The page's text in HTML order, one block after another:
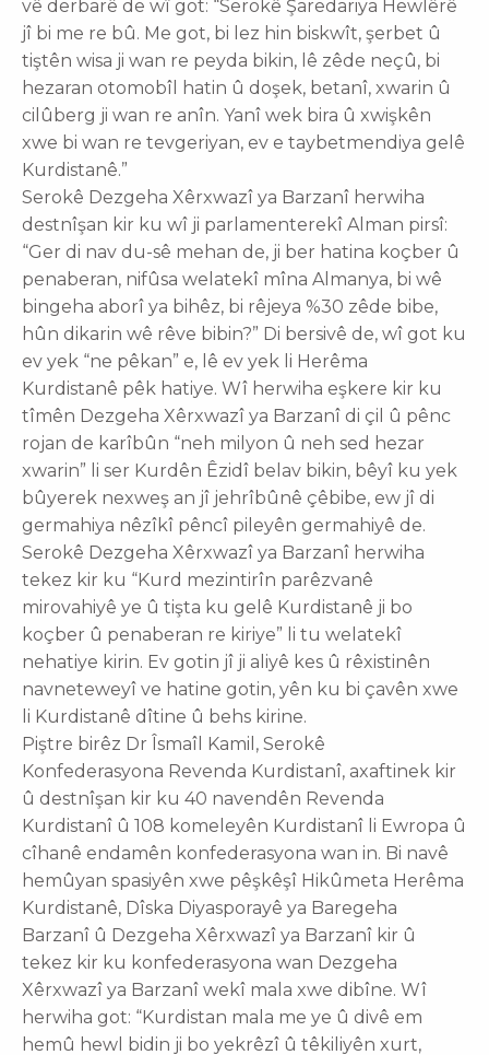
vê derbarê de wî got: “Serokê Şaredariya Hewlêrê
jî bi me re bû. Me got, bi lez hin biskwît, şerbet û
tiştên wisa ji wan re peyda bikin, lê zêde neçû, bi
hezaran otomobîl hatin û doşek, betanî, xwarin û
cilûberg ji wan re anîn. Yanî wek bira û xwişkên
xwe bi wan re tevgeriyan, ev e taybetmendiya gelê
Kurdistanê.”
Serokê Dezgeha Xêrxwazî ya Barzanî herwiha
destnîşan kir ku wî ji parlamenterekî Alman pirsî:
“Ger di nav du-sê mehan de, ji ber hatina koçber û
penaberan, nifûsa welatekî mîna Almanya, bi wê
bingeha aborî ya bihêz, bi rêjeya %30 zêde bibe,
hûn dikarin wê rêve bibin?” Di bersivê de, wî got ku
ev yek “ne pêkan” e, lê ev yek li Herêma
Kurdistanê pêk hatiye. Wî herwiha eşkere kir ku
tîmên Dezgeha Xêrxwazî ya Barzanî di çil û pênc
rojan de karîbûn “neh milyon û neh sed hezar
xwarin” li ser Kurdên Êzidî belav bikin, bêyî ku yek
bûyerek nexweş an jî jehrîbûnê çêbibe, ew jî di
germahiya nêzîkî pêncî pileyên germahiyê de.
Serokê Dezgeha Xêrxwazî ya Barzanî herwiha
tekez kir ku “Kurd mezintirîn parêzvanê
mirovahiyê ye û tişta ku gelê Kurdistanê ji bo
koçber û penaberan re kiriye” li tu welatekî
nehatiye kirin. Ev gotin jî ji aliyê kes û rêxistinên
navneteweyî ve hatine gotin, yên ku bi çavên xwe
li Kurdistanê dîtine û behs kirine.
Piştre birêz Dr Îsmaîl Kamil, Serokê
Konfederasyona Revenda Kurdistanî, axaftinek kir
û destnîşan kir ku 40 navendên Revenda
Kurdistanî û 108 komeleyên Kurdistanî li Ewropa û
cîhanê endamên konfederasyona wan in. Bi navê
hemûyan spasiyên xwe pêşkêşî Hikûmeta Herêma
Kurdistanê, Dîska Diyasporayê ya Baregeha
Barzanî û Dezgeha Xêrxwazî ya Barzanî kir û
tekez kir ku konfederasyona wan Dezgeha
Xêrxwazî ya Barzanî wekî mala xwe dibîne. Wî
herwiha got: “Kurdistan mala me ye û divê em
hemû hewl bidin ji bo yekrêzî û têkiliyên xurt,